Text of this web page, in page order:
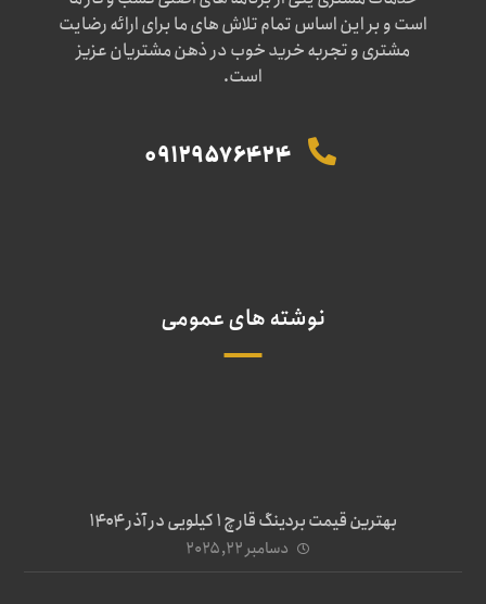
است و بر این اساس تمام تلاش های ما برای ارائه رضایت
مشتری و تجربه خرید خوب در ذهن مشتریان عزیز
است.
09129576424
نوشته های عمومی
بهترین قیمت بردینگ قارچ 1 کیلویی در آذر ۱۴۰۴
دسامبر ۲۲, ۲۰۲۵